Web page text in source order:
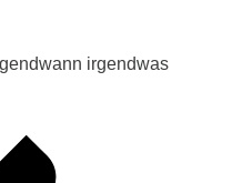
irgendwas